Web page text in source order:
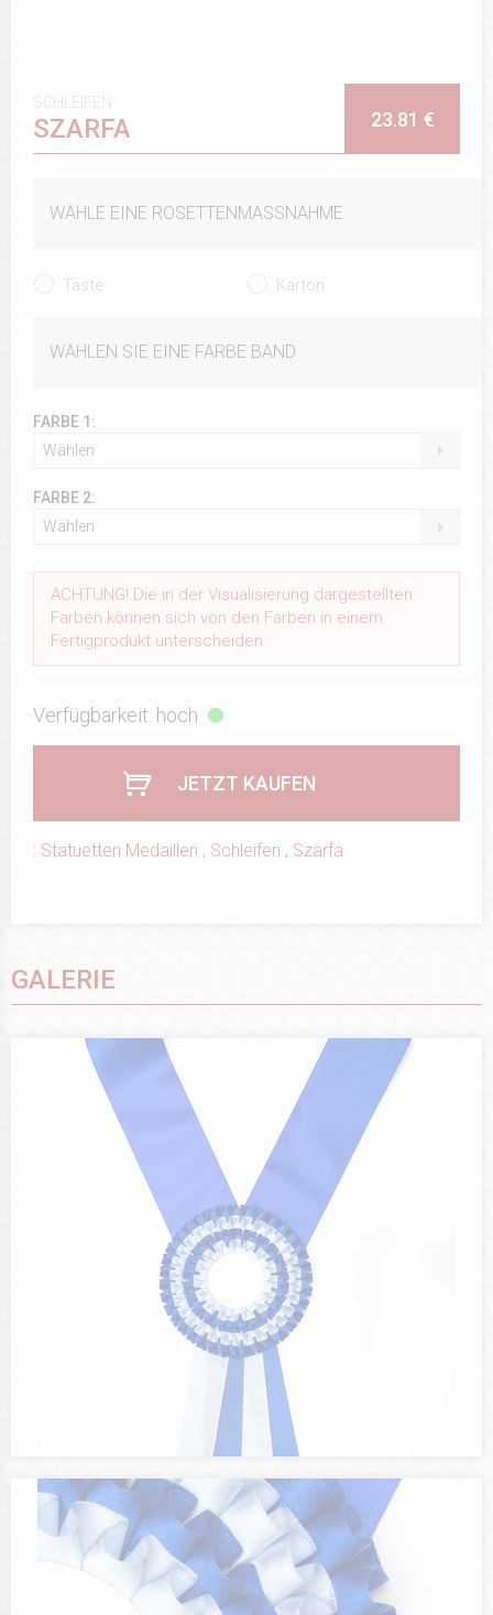
SCHLEIFEN
SZARFA 23.81 €
WÄHLE EINE ROSETTENMASSNAHME
Taste Karton
WÄHLEN SIE EINE FARBE BAND
FARBE 1:
Wählen
FARBE 2:
Wählen
ACHTUNG! Die in der Visualisierung dargestellten
Farben können sich von den Farben in einem
Fertigprodukt unterscheiden.
Verfügbarkeit: hoch
JETZT KAUFEN
: Statuetten Medaillen , Schleifen , Szarfa
GALERIE